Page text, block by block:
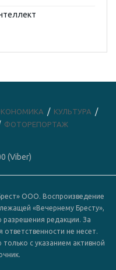
КУЛЬТУРА
ФОТОРЕПОРТАЖ
(Viber)
ООО. Воспроизведение
«Вечернему Бресту»,
разрешения редакции. За
не несет.
с указанием активной